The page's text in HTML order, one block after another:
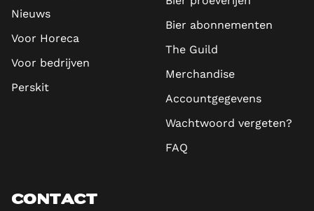
Nieuws
Voor Horeca
Voor bedrijven
Perskit
Bier abonnementen
The Guild
Merchandise
Accountgegevens
Wachtwoord vergeten?
FAQ
CONTACT